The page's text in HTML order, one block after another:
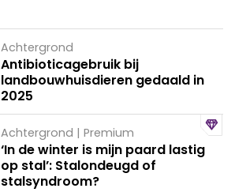
Achtergrond
Antibioticagebruik bij
landbouwhuisdieren gedaald in
2025
Achtergrond | Premium
‘In de winter is mijn paard lastig
op stal’: Stalondeugd of
stalsyndroom?